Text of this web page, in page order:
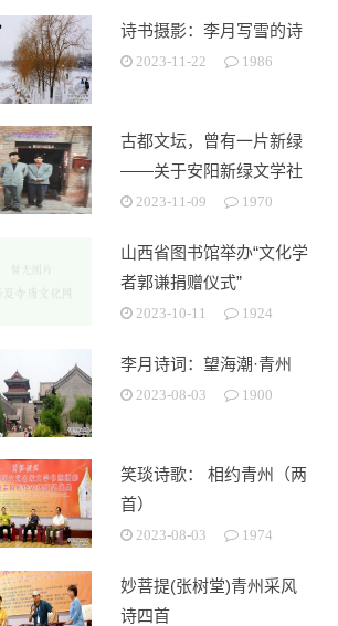
诗书摄影：李月写雪的诗
2023-11-22 1986
古都文坛，曾有一片新绿
——关于安阳新绿文学社
的回忆
2023-11-09 1970
山西省图书馆举办“文化学
者郭谦捐赠仪式”
2023-10-11 1924
李月诗词：望海潮·青州
2023-08-03 1900
笑琰诗歌： 相约青州（两
首）
2023-08-03 1974
妙菩提(张树堂)青州采风
诗四首